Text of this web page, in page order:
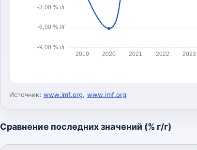
-9,00 % г/г
-6,00 % г/г
-3,00 % г/г
2019 2020 2021 2022 2023
Источник: www.imf.org, www.imf.org
Сравнение последних значений (% г/г)